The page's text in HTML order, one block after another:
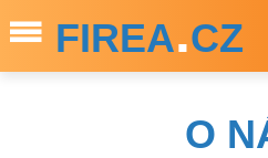
FIREA.CZ
O